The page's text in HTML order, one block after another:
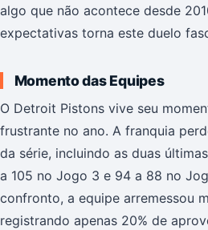
algo que não acontece desde
expectativas torna este duelo
Momento das Equipes
O Detroit Pistons vive seu
frustrante no ano. A franquia
da série, incluindo as duas
a 105 no Jogo 3 e 94 a 88 no
confronto, a equipe arremessou
registrando apenas 20% de